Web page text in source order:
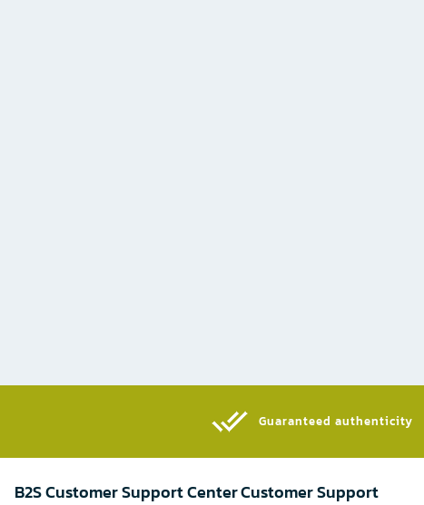
Guaranteed authenticity​
B2S Customer Support CenterCustomer Support